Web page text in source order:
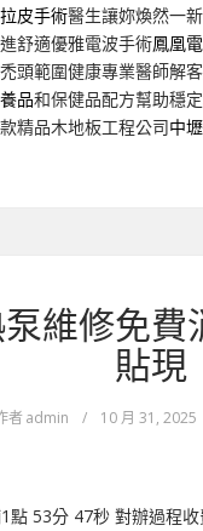
皮手術醫生讓妳煥然一
舒適優雅電波手術鳳凰
頭範圍健康專業醫師解
品和保健品配方幫助穩
精品木地板工程公司中
維修免
貼現
者 admin / 10 月 31, 2025
點 53分 47秒 對辦過程